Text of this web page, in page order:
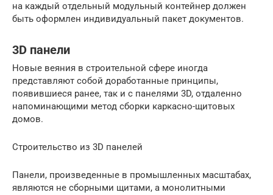
на каждый отдельный модульный контейнер должен
быть оформлен индивидуальный пакет документов.
3D панели
Новые веяния в строительной сфере иногда
представляют собой доработанные принципы,
появившиеся ранее, так и с панелями 3D, отдаленно
напоминающими метод сборки каркасно-щитовых
домов.
Строительство из 3D панелей
Панели, произведенные в промышленных масштабах,
являются не сборными щитами, а монолитными